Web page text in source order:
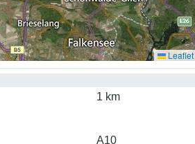
Leaflet
1 km
A10